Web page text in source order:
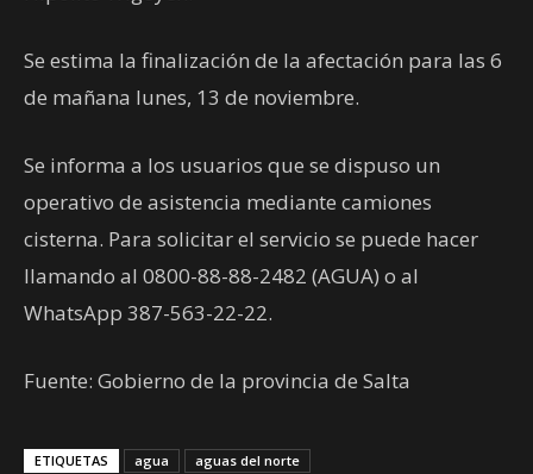
Se estima la finalización de la afectación para las 6
de mañana lunes, 13 de noviembre.
Se informa a los usuarios que se dispuso un
operativo de asistencia mediante camiones
cisterna. Para solicitar el servicio se puede hacer
llamando al 0800-88-88-2482 (AGUA) o al
WhatsApp 387-563-22-22.
Fuente: Gobierno de la provincia de Salta
ETIQUETAS agua aguas del norte